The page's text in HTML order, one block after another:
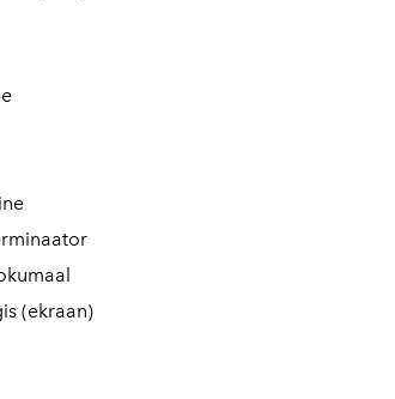
(ekraan)